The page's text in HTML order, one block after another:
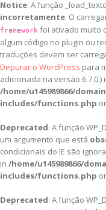
Notice: A função
incorretamente. O
framework foi ativado muito
algum código no plugin ou
traduções devem ser
Depurar o WordPress para
adicionada na versão 6.7.0.)
/home/u145989866/
includes/functions.php
Deprecated: A função
um argumento que está
condicionais do IE são
in /home/u145989866/
includes/functions.php
Deprecated: A função